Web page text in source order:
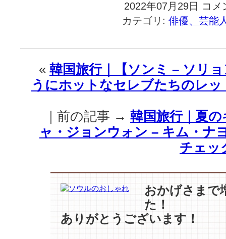
2022年07月29日
韓
国
旅
｜
ヨ
ン
シ
ド
ロ
ム』
世
コメ
カテゴリ: 俳優、芸能
« 韓国旅行｜【ソンミ – ソリ
うにホットなセレブたちのレッ
｜前の記事 → 韓国旅行｜夏
ャ・ジョンウォン – キム・ナ
チェッ
おかげさまで
た！
ありがとうございます！